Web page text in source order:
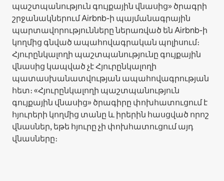
պաշտպանություն գույքային վնասից» ծրագրի
շրջանակներում Airbnb-ի պայմանագրային
պարտավորությունները ներառված են Airbnb-ի
կողմից գնված ապահովագրական պոլիսում։
Հյուրընկալողի պաշտպանությունը գույքային
վնասից կապված չէ Հյուրընկալողի
պատասխանատվության ապահովագրության
հետ։ «Հյուրընկալողի պաշտպանություն
գույքային վնասից» ծրագիրը փոխհատուցում է
հյուրերի կողմից տանը և իրերին հասցված որոշ
վնասներ, եթե հյուրը չի փոխհատուցում այդ
վնասները։